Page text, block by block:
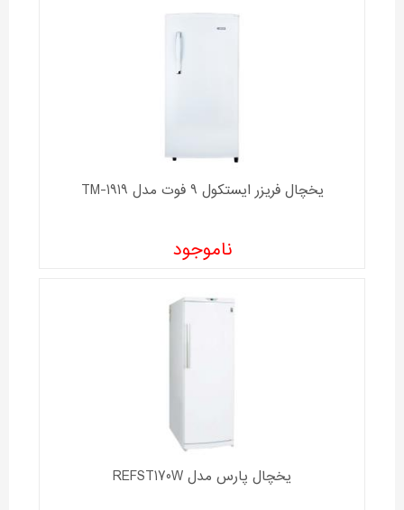
یخچال فریزر ايستکول 9 فوت مدل TM-1919
ناموجود
یخچال پارس مدل REFST170W